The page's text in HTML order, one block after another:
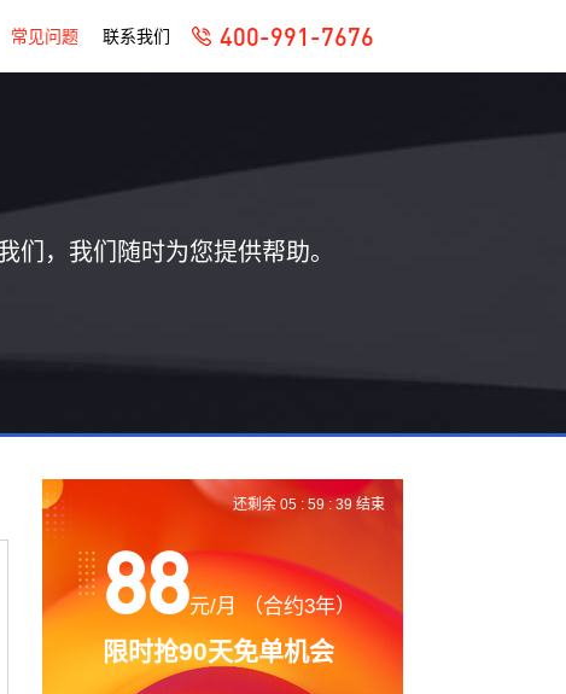
常见问题 联系我们 400-991-7676
，我们随时为您提供帮助。
88元/月 （合约3年）
限时抢90天免单机会
还剩余 05 : 59 :39 结束